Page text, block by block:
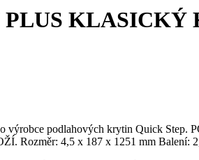
KLASICKÝ
výrobce podlahových krytin Quick
4,5 x 187 x 1251 mm Balení: